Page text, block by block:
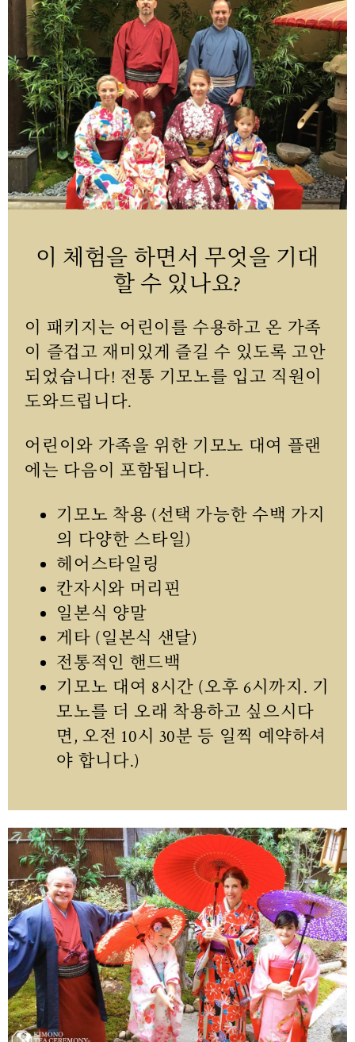
이 체험을 하면서 무엇을 기대
할 수 있나요?
이 패키지는 어린이를 수용하고 온 가족
이 즐겁고 재미있게 즐길 수 있도록 고안
되었습니다! 전통 기모노를 입고 직원이
도와드립니다.
어린이와 가족을 위한 기모노 대여 플랜
에는 다음이 포함됩니다.
기모노 착용 (선택 가능한 수백 가지
의 다양한 스타일)
헤어스타일링
칸자시와 머리핀
일본식 양말
게타 (일본식 샌달)
전통적인 핸드백
기모노 대여 8시간 (오후 6시까지. 기
모노를 더 오래 착용하고 싶으시다
면, 오전 10시 30분 등 일찍 예약하셔
야 합니다.)